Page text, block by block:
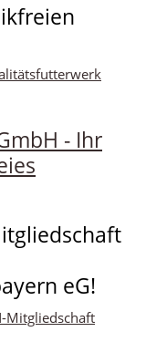
eG!
Mitgliedschaft